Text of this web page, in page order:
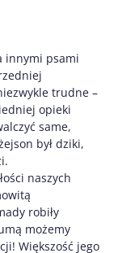
innymi psami
trudne –
opieki
same,
był dziki,
naszych
robiły
możemy
Większość jego